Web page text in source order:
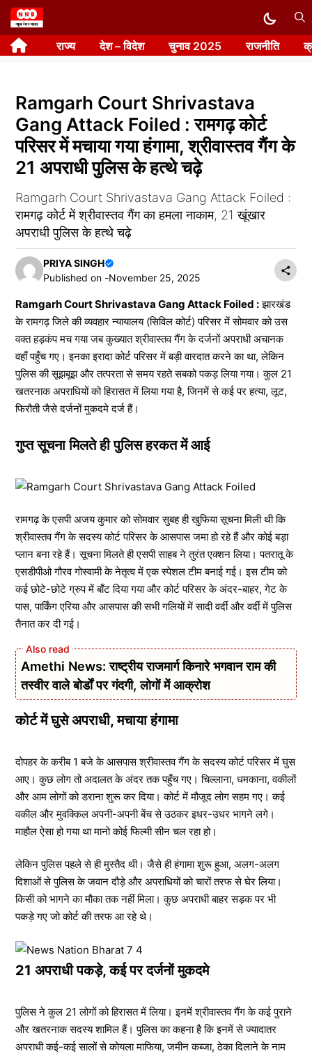
Skip
to
content राज्य देश – विदेश चुनाव 2025 राजनीति
Ramgarh Court Shrivastava
Gang Attack Foiled : रामगढ़ कोर्ट
परिसर में मचाया गया हंगामा, श्रीवास्तव गैंग के
21 अपराधी पुलिस के हत्थे चढ़े
Ramgarh Court Shrivastava Gang Attack Foiled :
रामगढ़ कोर्ट में श्रीवास्तव गैंग का हमला नाकाम, 21 खूंखार
अपराधी पुलिस के हत्थे चढ़े
PRIYA SINGH
Published on -November 25, 2025
Ramgarh Court Shrivastava Gang Attack Foiled :झारखंड
के रामगढ़ जिले की व्यवहार न्यायालय (सिविल कोर्ट) परिसर में सोमवार को उस
वक्त हड़कंप मच गया जब कुख्यात श्रीवास्तव गैंग के दर्जनों अपराधी अचानक
वहाँ पहुँच गए। इनका इरादा कोर्ट परिसर में बड़ी वारदात करने का था, लेकिन
पुलिस की सूझबूझ और तत्परता से समय रहते सबको पकड़ लिया गया। कुल 21
खतरनाक अपराधियों को हिरासत में लिया गया है, जिनमें से कई पर हत्या, लूट,
फिरौती जैसे दर्जनों मुकदमे दर्ज हैं।
गुप्त सूचना मिलते ही पुलिस हरकत में आई
रामगढ़ के एसपी अजय कुमार को सोमवार सुबह ही खुफिया सूचना मिली थी कि
श्रीवास्तव गैंग के सदस्य कोर्ट परिसर के आसपास जमा हो रहे हैं और कोई बड़ा
प्लान बना रहे हैं। सूचना मिलते ही एसपी साहब ने तुरंत एक्शन लिया। पतरातू के
एसडीपीओ गौरव गोस्वामी के नेतृत्व में एक स्पेशल टीम बनाई गई। इस टीम को
कई छोटे-छोटे ग्रुप में बाँट दिया गया और कोर्ट परिसर के अंदर-बाहर, गेट के
पास, पार्किंग एरिया और आसपास की सभी गलियों में सादी वर्दी और वर्दी में पुलिस
तैनात कर दी गई।
Amethi News: राष्ट्रीय राजमार्ग किनारे भगवान राम की
तस्वीर वाले बोर्डों पर गंदगी, लोगों में आक्रोश
कोर्ट में घुसे अपराधी, मचाया हंगामा
दोपहर के करीब 1 बजे के आसपास श्रीवास्तव गैंग के सदस्य कोर्ट परिसर में घुस
आए। कुछ लोग तो अदालत के अंदर तक पहुँच गए। चिल्लाना, धमकाना, वकीलों
और आम लोगों को डराना शुरू कर दिया। कोर्ट में मौजूद लोग सहम गए। कई
वकील और मुवक्किल अपनी-अपनी बेंच से उठकर इधर-उधर भागने लगे।
माहौल ऐसा हो गया था मानो कोई फिल्मी सीन चल रहा हो।
लेकिन पुलिस पहले से ही मुस्तैद थी। जैसे ही हंगामा शुरू हुआ, अलग-अलग
दिशाओं से पुलिस के जवान दौड़े और अपराधियों को चारों तरफ से घेर लिया।
किसी को भागने का मौका तक नहीं मिला। कुछ अपराधी बाहर सड़क पर भी
पकड़े गए जो कोर्ट की तरफ आ रहे थे।
21 अपराधी पकड़े, कई पर दर्जनों मुकदमे
पुलिस ने कुल 21 लोगों को हिरासत में लिया। इनमें श्रीवास्तव गैंग के कई पुराने
और खतरनाक सदस्य शामिल हैं। पुलिस का कहना है कि इनमें से ज्यादातर
अपराधी कई-कई सालों से कोयला माफिया, जमीन कब्जा, ठेका दिलाने के नाम